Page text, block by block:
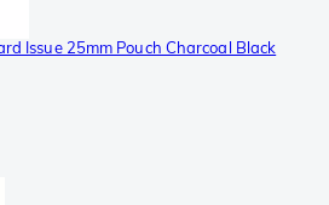
Issue 25mm Pouch Charcoal Black